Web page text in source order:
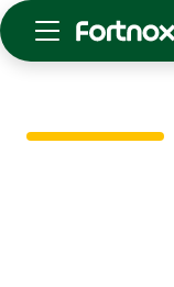
Skaffa Fortnox